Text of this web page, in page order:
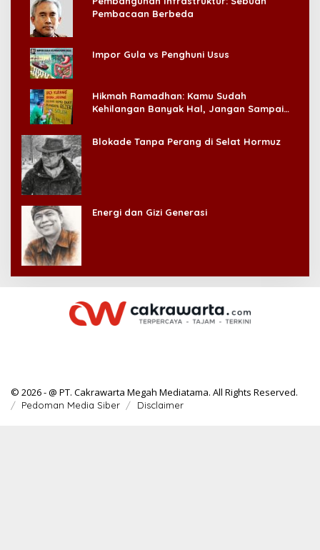
Pembacaan Berbeda
Impor Gula vs Penghuni Usus
Hikmah Ramadhan: Kamu Sudah
Kehilangan Banyak Hal, Jangan Sampai
Blokade Tanpa Perang di Selat Hormuz
Energi dan Gizi Generasi
© 2026 - @ PT. Cakrawarta Megah Mediatama. All Rights Reserved.
Pedoman Media Siber Disclaimer